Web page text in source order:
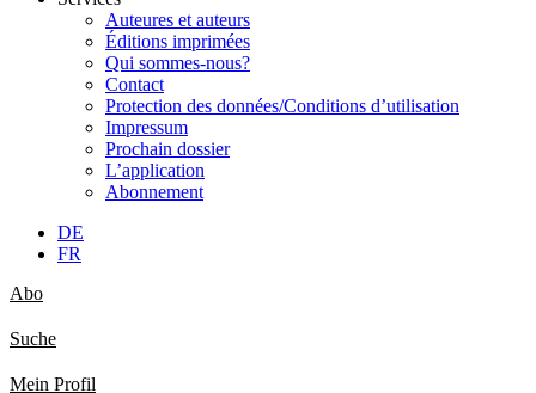
Auteures et auteurs
Éditions imprimées
Qui sommes-nous?
Contact
Protection des données/Conditions d’utilisation
Impressum
Prochain dossier
L’application
Abonnement
DE
FR
Abo
Suche
Mein Profil